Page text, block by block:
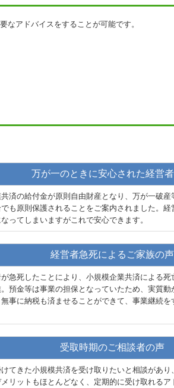
なアドバイスをすることが可能です。
万が一のときに安心された経営
済の給付金が原則自由財産となり、万が一破産
も原則保護されることをご案内されました。
ってしまいますがこれで安心できます。
経営者急死によるご家族の声
急死したことにより、小規模企業共済による死
預金等は事業の担保となっていたため、実質
事に納税も済ませることができて、事業継続を
受取時期のご相談者の声
てきた小規模共済を受け取りたいと相談があり
リットもほとんどなく、定期的に受け取れるア